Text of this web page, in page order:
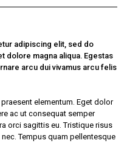
adipiscing elit, sed do
dolore magna aliqua. Egestas
arcu dui vivamus arcu felis
elementum. Eget dolor
ac ut consequat semper
orci sagittis eu. Tristique risus
Tempus quam pellentesque